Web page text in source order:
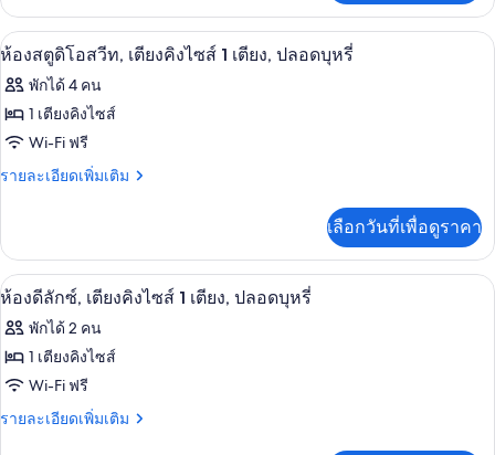
ควีน
ไซส์
2
เตียง,
ปลอด
บุหรี่
เกี่ยว
กับ
ห้อง
เตียง
ควีน
เตียง,
เปิด
ภาพถ่าย
ทั้งหมด
ของ
ห้อง
โอ
สวีท,
เตียง
คิง
ไซส์
1
ของใช้ในห้องน้ำฟรี, ไดร์เป่าผม, ผ้าเช็
1
ห้องสตูดิโอสวีท, เตียงคิงไซส์ 1 เตียง, ปลอดบุหรี่
พักได้ 4 คน
1 เตียงคิงไซส์
Wi-Fi ฟรี
รายละเอียดเพิ่มเติม
ราย
เกี่ยว
กับ
ห้อง
ดิ
โอ
ท,
เตียง
เลือกวันที่เพื่อดูราคา
เปิด
ภาพถ่าย
ทั้งหมด
ของ
ห้อง
ห้องดีลักซ์, เตียงคิงไซส์ 1 เตียง, ปลอด
3
ห้องดีลักซ์, เตียงคิงไซส์ 1 เตียง, ปลอดบุหรี่
พักได้ 2 คน
1 เตียงคิงไซส์
Wi-Fi ฟรี
รายละเอียดเพิ่มเติม
ราย